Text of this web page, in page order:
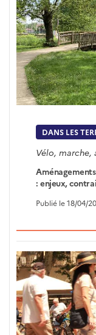
DANS LES
Vélo, marche,
: enjeux,
Publié le 18/04/